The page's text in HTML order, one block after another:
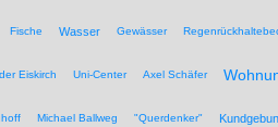
Fische Wasser Gewässer
Eiskirch Uni-Center Axel Schäfer
Michael Ballweg "Querdenker"